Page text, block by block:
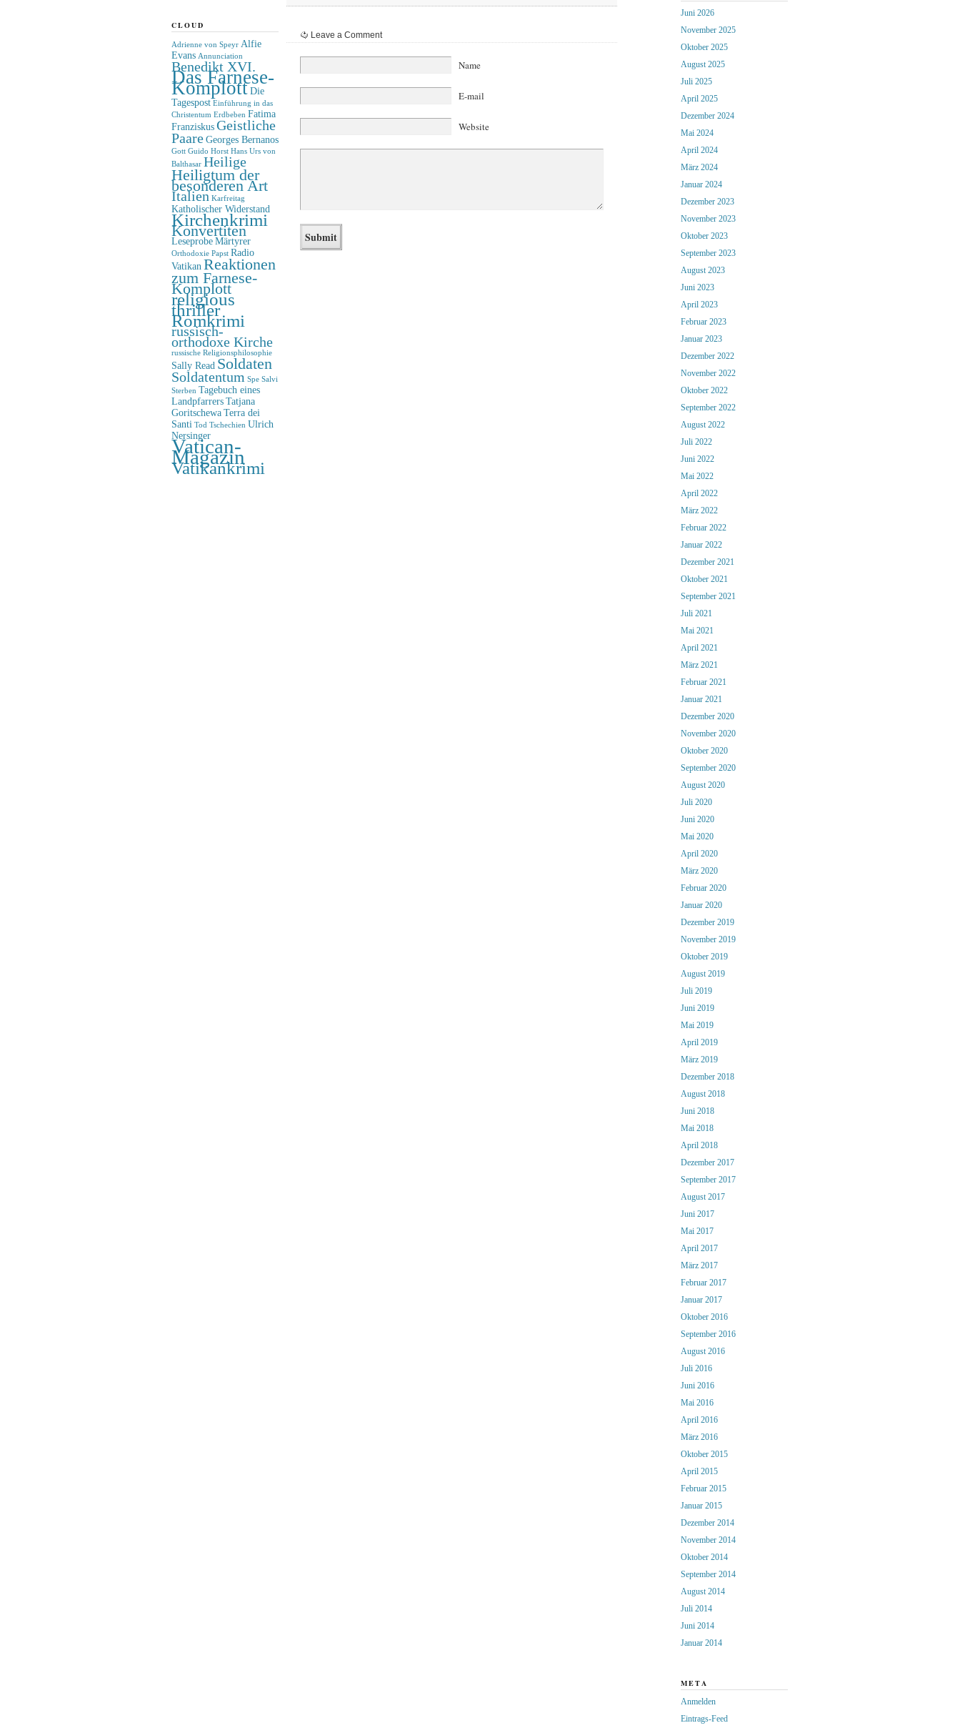
Leave a Comment
Name
E-mail
Website
CLOUD
Adrienne von Speyr Alfie
Evans Annunciation
Benedikt XVI.
Das Farnese-
Komplott Die
Tagespost Einführung in das
Christentum Erdbeben Fatima
Franziskus Geistliche
Paare Georges Bernanos
Gott Guido Horst Hans Urs von
Balthasar Heilige
Heiligtum der
besonderen Art
Italien Karfreitag
Katholischer Widerstand
Kirchenkrimi
Konvertiten
Leseprobe Märtyrer
Orthodoxie Papst Radio
Vatikan Reaktionen
zum Farnese-
Komplott
religious
thriller
Romkrimi
russisch-
orthodoxe Kirche
russische Religionsphilosophie
Sally Read Soldaten
Soldatentum Spe Salvi
Sterben Tagebuch eines
Landpfarrers Tatjana
Goritschewa Terra dei
Santi Tod Tschechien Ulrich
Nersinger
Vatican-
Magazin
Vatikankrimi
Juni 2026
November 2025
Oktober 2025
August 2025
Juli 2025
April 2025
Dezember 2024
Mai 2024
April 2024
März 2024
Januar 2024
Dezember 2023
November 2023
Oktober 2023
September 2023
August 2023
Juni 2023
April 2023
Februar 2023
Januar 2023
Dezember 2022
November 2022
Oktober 2022
September 2022
August 2022
Juli 2022
Juni 2022
Mai 2022
April 2022
März 2022
Februar 2022
Januar 2022
Dezember 2021
Oktober 2021
September 2021
Juli 2021
Mai 2021
April 2021
März 2021
Februar 2021
Januar 2021
Dezember 2020
November 2020
Oktober 2020
September 2020
August 2020
Juli 2020
Juni 2020
Mai 2020
April 2020
März 2020
Februar 2020
Januar 2020
Dezember 2019
November 2019
Oktober 2019
August 2019
Juli 2019
Juni 2019
Mai 2019
April 2019
März 2019
Dezember 2018
August 2018
Juni 2018
Mai 2018
April 2018
Dezember 2017
September 2017
August 2017
Juni 2017
Mai 2017
April 2017
März 2017
Februar 2017
Januar 2017
Oktober 2016
September 2016
August 2016
Juli 2016
Juni 2016
Mai 2016
April 2016
März 2016
Oktober 2015
April 2015
Februar 2015
Januar 2015
Dezember 2014
November 2014
Oktober 2014
September 2014
August 2014
Juli 2014
Juni 2014
Januar 2014
META
Anmelden
Eintrags-Feed